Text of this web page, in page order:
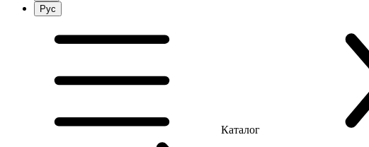
Рус
Каталог